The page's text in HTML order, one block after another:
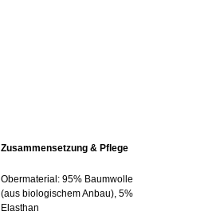
Zusammensetzung & Pflege
Obermaterial: 95% Baumwolle
(aus biologischem Anbau), 5%
Elasthan